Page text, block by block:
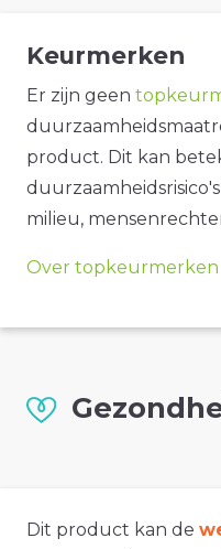
Keurmerken
Er zijn geen
product. Dit kan
milieu,
Over topkeurmerken
Dit product kan de